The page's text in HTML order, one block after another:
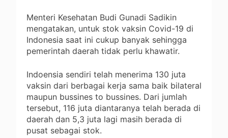
Menteri Kesehatan Budi Gunadi Sadikin
mengatakan, untuk stok vaksin Covid-19 di
Indonesia saat ini cukup banyak sehingga
pemerintah daerah tidak perlu khawatir.
Indoensia sendiri telah menerima 130 juta
vaksin dari berbagai kerja sama baik bilateral
maupun bussines to bussines. Dari jumlah
tersebut, 116 juta diantaranya telah berada di
daerah dan 5,3 juta lagi masih berada di
pusat sebagai stok.